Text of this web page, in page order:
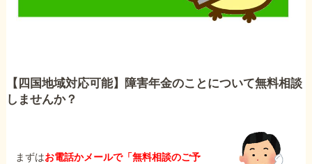
【四国地域対応可能】障害年金のことについて無料相談
しませんか？
まずはお電話かメールで「無料相談のご予